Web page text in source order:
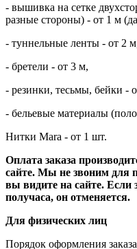
- вышивка на сетке
разные стороны) - от 1 м
- туннельные ленты - от 2
- бретели - от 3 м,
- резинки, тесьмы, бейки -
- бельевые материалы
Нитки Mara - от 1 шт.
Оплата заказа
сайте. Мы не звоним для
вы видите на сайте. Если
получаса, он отменяется.
Для физических лиц
Порядок оформления